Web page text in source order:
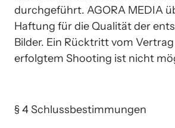
durchgeführt. AGORA MEDIA
Haftung für die Qualität der
Bilder. Ein Rücktritt vom
erfolgtem Shooting ist nicht
§ 4 Schlussbestimmungen